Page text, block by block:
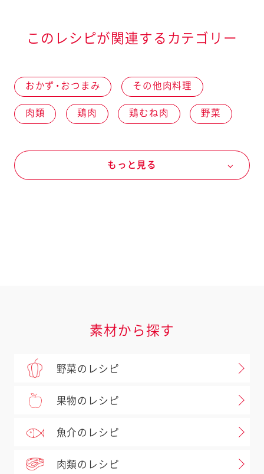
このレシピが関連するカテゴリー
おかず・おつまみ その他肉料理
肉類 鶏肉 鶏むね肉 野菜
マヨネーズなど
もっと見る
素材から探す
野菜のレシピ
果物のレシピ
魚介のレシピ
肉類のレシピ